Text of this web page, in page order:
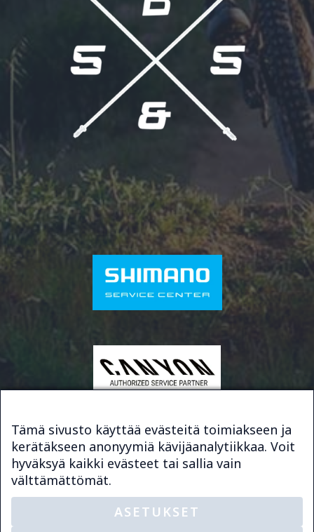
© 2026 Bike & Sport Service
Sivuston toteutusDigimys Oy
Tämä sivusto käyttää evästeitä toimiakseen ja
kerätäkseen anonyymiä kävijäanalytiikkaa. Voit
hyväksyä kaikki evästeet tai sallia vain
välttämättömät.
ASETUKSET